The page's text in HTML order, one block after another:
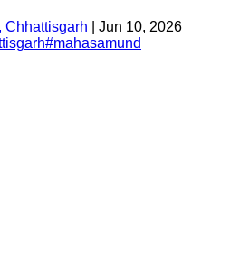
Chhattisgarh
Jun 10, 2026
#mahasamund